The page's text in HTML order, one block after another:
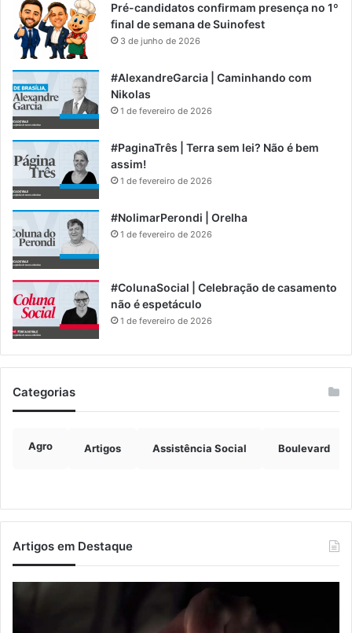
Pré-candidatos confirmam presença no 1º
final de semana de Suinofest
3 de junho de 2026
#AlexandreGarcia | Caminhando com
Nikolas
1 de fevereiro de 2026
#PaginaTrês | Terra sem lei? Não é bem
assim!
1 de fevereiro de 2026
#NolimarPerondi | Orelha
1 de fevereiro de 2026
#ColunaSocial | Celebração de casamento
não é espetáculo
1 de fevereiro de 2026
Categorias
Agro Artigos Assistência Social Boulevard
Artigos em Destaque